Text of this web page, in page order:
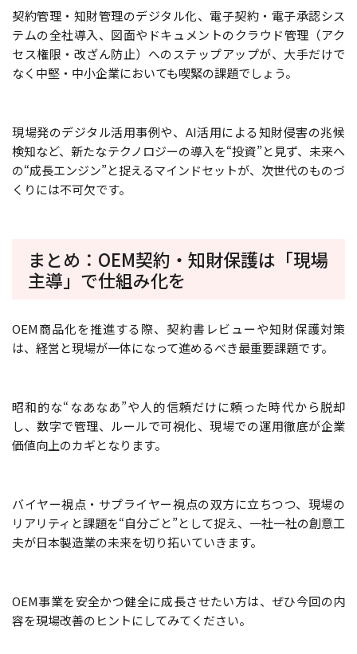
契約管理・知財管理のデジタル化、電子契約・電子承認シス
テムの全社導入、図面やドキュメントのクラウド管理（アク
セス権限・改ざん防止）へのステップアップが、大手だけで
なく中堅・中小企業においても喫緊の課題でしょう。
現場発のデジタル活用事例や、AI活用による知財侵害の兆候
検知など、新たなテクノロジーの導入を“投資”と見ず、未来へ
の“成長エンジン”と捉えるマインドセットが、次世代のものづ
くりには不可欠です。
まとめ：OEM契約・知財保護は「現場
主導」で仕組み化を
OEM商品化を推進する際、契約書レビューや知財保護対策
は、経営と現場が一体になって進めるべき最重要課題です。
昭和的な“なあなあ”や人的信頼だけに頼った時代から脱却
し、数字で管理、ルールで可視化、現場での運用徹底が企業
価値向上のカギとなります。
バイヤー視点・サプライヤー視点の双方に立ちつつ、現場の
リアリティと課題を“自分ごと”として捉え、一社一社の創意工
夫が日本製造業の未来を切り拓いていきます。
OEM事業を安全かつ健全に成長させたい方は、ぜひ今回の内
容を現場改善のヒントにしてみてください。